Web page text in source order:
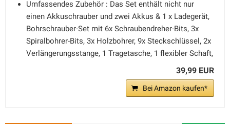
Umfassendes Zubehör : Das Set enthält nicht nur
einen Akkuschrauber und zwei Akkus & 1 x Ladegerät,
Bohrschrauber-Set mit 6x Schraubendreher-Bits, 3x
Spiralbohrer-Bits, 3x Holzbohrer, 9x Steckschlüssel, 2x
Verlängerungsstange, 1 Tragetasche, 1 flexibler Schaft,
39,99 EUR
Bei Amazon kaufen*